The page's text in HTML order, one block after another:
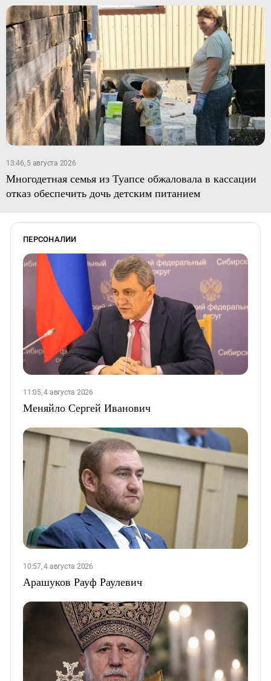
13:46, 5 августа 2026
Многодетная семья из Туапсе обжаловала в кассации
отказ обеспечить дочь детским питанием
ПЕРСОНАЛИИ
11:05, 4 августа 2026
Меняйло Сергей Иванович
10:57, 4 августа 2026
Арашуков Рауф Раулевич